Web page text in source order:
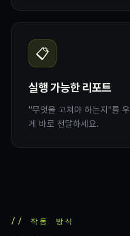
📋
실행 가능한 리포트
"무엇을 고쳐야 하는지"를
게 바로 전달하세요.
// 작동 방식